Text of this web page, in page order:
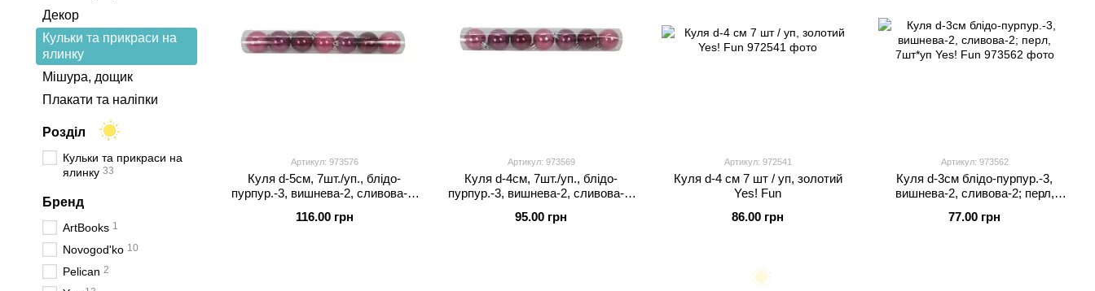
Артикул: 973576
Куля d-5см, 7шт./уп., блідо-
пурпур.-3, вишнева-2, сливова-2;
116.00 грн
Артикул: 973569
Куля d-4см, 7шт./уп., блідо-
пурпур.-3, вишнева-2, сливова-2;
95.00 грн
Артикул: 972541
Куля d-4 cм 7 шт / уп, золотий
Yes! Fun
86.00 грн
Артикул: 973562
Куля d-3см блідо-пурпур.-3,
вишнева-2, сливова-2; перл,
77.00 грн
Декор
Кульки та прикраси на
ялинку
Мішура, дощик
Плакати та наліпки
Розділ
Кульки та прикраси на
ялинку 33
Бренд
ArtBooks 1
Novogod'ko 10
Pelican 2